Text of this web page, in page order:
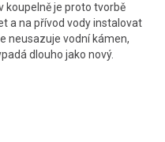
koupelně je proto tvorbě
a na přívod vody instalovat
neusazuje vodní kámen,
dlouho jako nový.